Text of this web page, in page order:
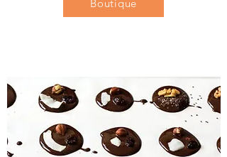
Boutique